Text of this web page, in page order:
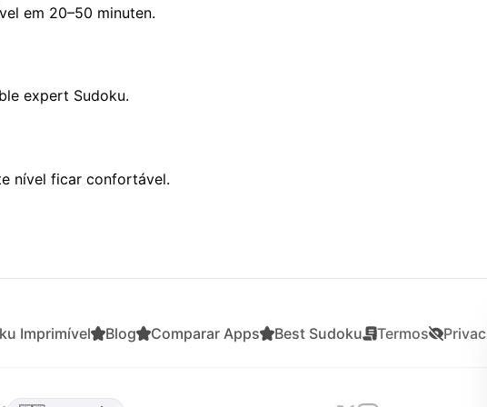
em 20–50 minuten.
expert Sudoku.
nível ficar confortável.
Imprimível Blog Comparar Apps Best Sudoku Termos